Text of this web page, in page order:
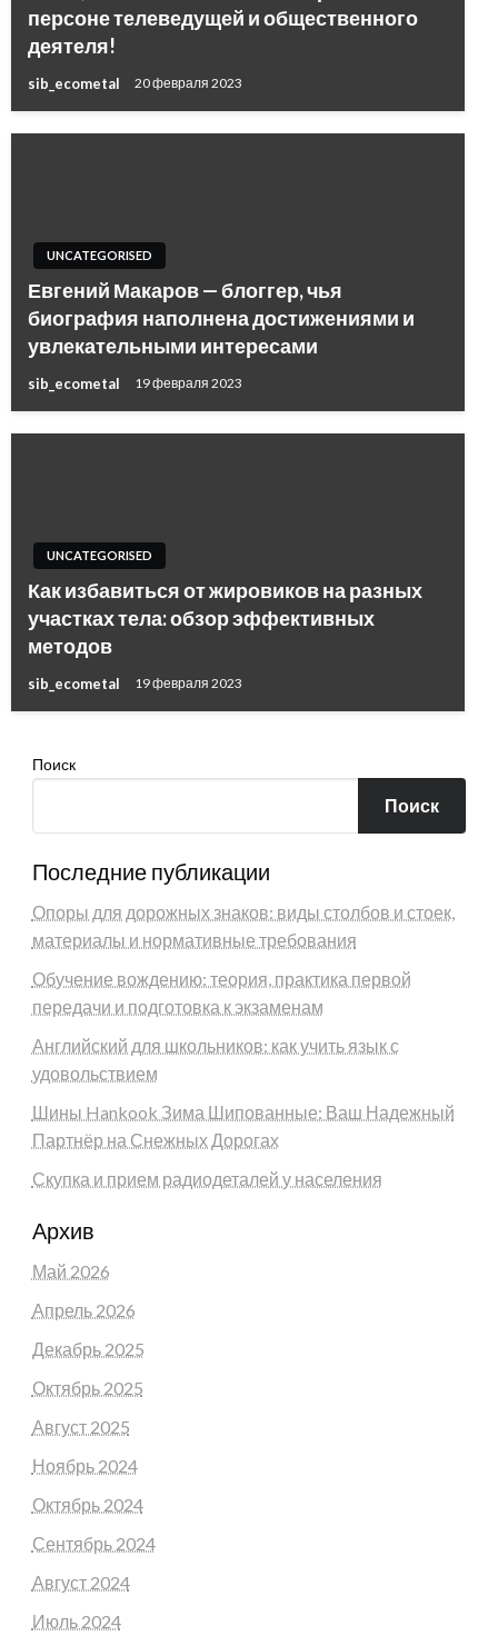
персоне телеведущей и общественного
деятеля!
sib_ecometal 20 февраля 2023
UNCATEGORISED
Евгений Макаров — блоггер, чья
биография наполнена достижениями и
увлекательными интересами
sib_ecometal 19 февраля 2023
UNCATEGORISED
Как избавиться от жировиков на разных
участках тела: обзор эффективных
методов
sib_ecometal 19 февраля 2023
Поиск
Поиск
Последние публикации
Опоры для дорожных знаков: виды столбов и стоек,
материалы и нормативные требования
Обучение вождению: теория, практика первой
передачи и подготовка к экзаменам
Английский для школьников: как учить язык с
удовольствием
Шины Hankook Зима Шипованные: Ваш Надежный
Партнёр на Снежных Дорогах
Скупка и прием радиодеталей у населения
Архив
Май 2026
Апрель 2026
Декабрь 2025
Октябрь 2025
Август 2025
Ноябрь 2024
Октябрь 2024
Сентябрь 2024
Август 2024
Июль 2024